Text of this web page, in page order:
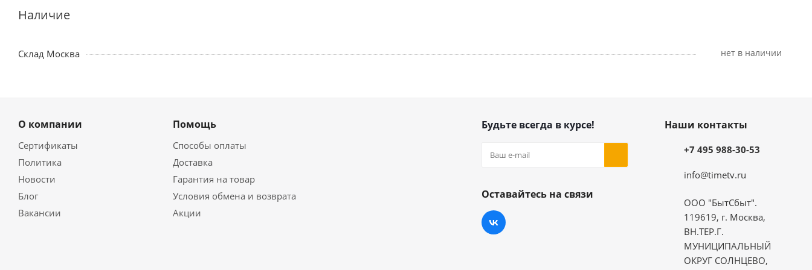
Наличие
Склад Москва Нет в наличии
О компании
Сертификаты
Политика
Новости
Блог
Вакансии
Помощь
Способы оплаты
Доставка
Гарантия на товар
Условия обмена и возврата
Акции
Будьте всегда в курсе!
Оставайтесь на связи
Наши контакты
+7 495 988-30-53
info@timetv.ru
ООО "БытСбыт".
119619, г. Москва,
ВН.ТЕР.Г.
МУНИЦИПАЛЬНЫЙ
ОКРУГ СОЛНЦЕВО,